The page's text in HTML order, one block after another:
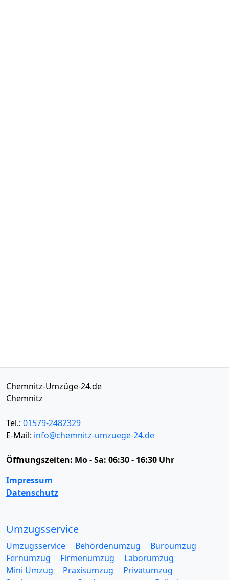
Chemnitz-Umzüge-24.de
Chemnitz
Tel.: 01579-2482329
E-Mail: info@chemnitz-umzuege-24.de
Öffnungszeiten: Mo - Sa: 06:30 - 16:30 Uhr
Impressum
Datenschutz
Umzugsservice
Umzugsservice Behördenumzug
Büroumzug
Fernumzug
Firmenumzug
Laborumzug
Mini Umzug
Praxisumzug
Privatumzug